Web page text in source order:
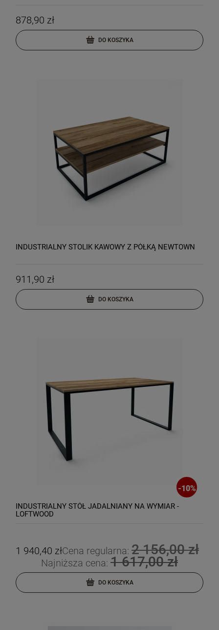
878,90 zł
DO KOSZYKA
INDUSTRIALNY STOLIK KAWOWY Z PÓŁKĄ NEWTOWN
911,90 zł
DO KOSZYKA
-10%
INDUSTRIALNY STÓŁ JADALNIANY NA WYMIAR -
LOFTWOOD
1 940,40 złCena regularna: 2 156,00 zł
Najniższa cena: 1 617,00 zł
DO KOSZYKA